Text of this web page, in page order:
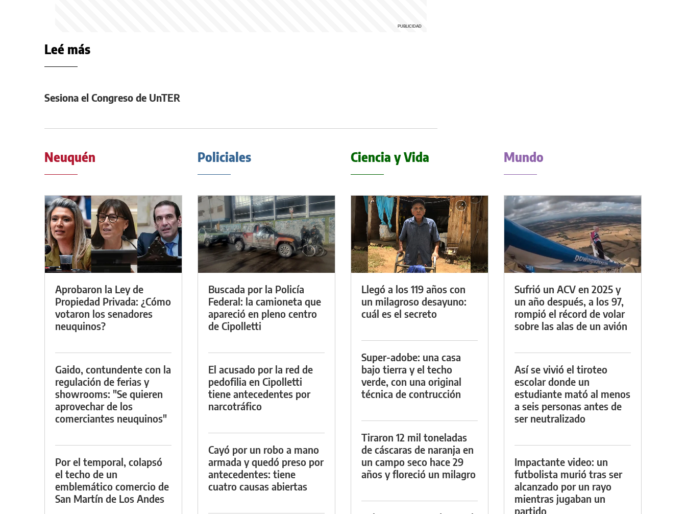
Leé más
Sesiona el Congreso de UnTER
Neuquén
Aprobaron la Ley de
Propiedad Privada: ¿Cómo
votaron los senadores
neuquinos?
Gaido, contundente con la
regulación de ferias y
showrooms: "Se quieren
aprovechar de los
comerciantes neuquinos"
Por el temporal, colapsó
el techo de un
emblemático comercio de
San Martín de Los Andes
Policiales
Buscada por la Policía
Federal: la camioneta que
apareció en pleno centro
de Cipolletti
El acusado por la red de
pedofilia en Cipolletti
tiene antecedentes por
narcotráfico
Cayó por un robo a mano
armada y quedó preso por
antecedentes: tiene
cuatro causas abiertas
Ciencia y Vida
Llegó a los 119 años con
un milagroso desayuno:
cuál es el secreto
Super-adobe: una casa
bajo tierra y el techo
verde, con una original
técnica de contrucción
Tiraron 12 mil toneladas
de cáscaras de naranja en
un campo seco hace 29
años y floreció un milagro
Mundo
Sufrió un ACV en 2025 y
un año después, a los 97,
rompió el récord de volar
sobre las alas de un avión
Así se vivió el tiroteo
escolar donde un
estudiante mató al menos
a seis personas antes de
ser neutralizado
Impactante video: un
futbolista murió tras ser
alcanzado por un rayo
mientras jugaban un
partido